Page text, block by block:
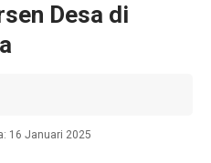
Desa di
16 Januari 2025